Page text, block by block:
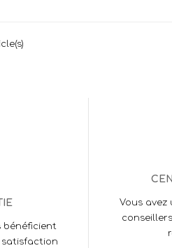
bénéficient
Vous avez